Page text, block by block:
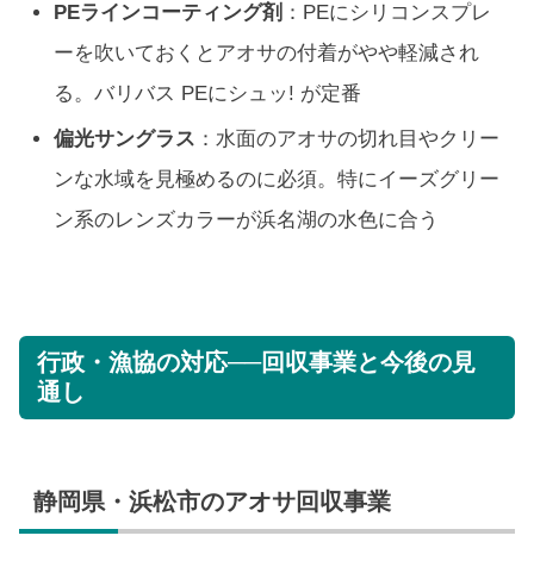
PEラインコーティング剤 ：PEにシリコンスプレ
ーを吹いておくとアオサの付着がやや軽減され
る。バリバス PEにシュッ! が定番
偏光サングラス ：水面のアオサの切れ目やクリー
ンな水域を見極めるのに必須。特にイーズグリー
ン系のレンズカラーが浜名湖の水色に合う
行政・漁協の対応──回収事業と今後の見
通し
静岡県・浜松市のアオサ回収事業